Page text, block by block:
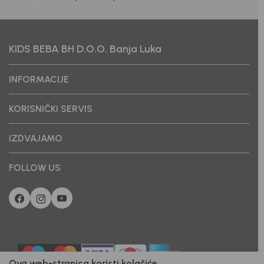
KIDS BEBA BH D.O.O. Banja Luka
INFORMACIJE
KORISNIČKI SERVIS
IZDVAJAMO
FOLLOW US